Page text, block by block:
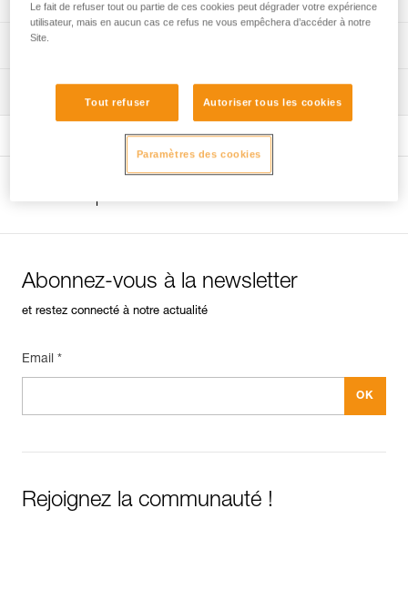
Spécifications référence(s)
Conditionnement : 1
Informations techniques
Voir tous les contenus techniques
Autres produits
Abonnez-vous à la newsletter
et restez connecté à notre actualité
Email *
Rejoignez la communauté !
Le fait de refuser tout ou partie de ces cookies peut dégrader votre expérience
utilisateur, mais en aucun cas ce refus ne vous empêchera d’accéder à notre
Site.
Tout refuser Autoriser tous les cookies
Paramètres des cookies